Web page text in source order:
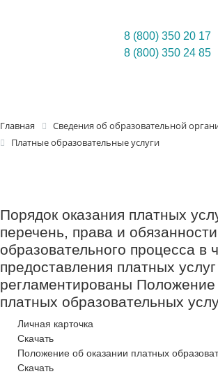
8 (800) 350 20 17
8 (800) 350 24 85
Главная
Сведения об образовательной
Платные образовательные услуги
Порядок оказания платных
перечень, права и
образовательного процесса в
предоставления платных услуг
регламентированы Положение
платных образовательных
Личная карточка
Скачать
Положение об оказании платных
Скачать